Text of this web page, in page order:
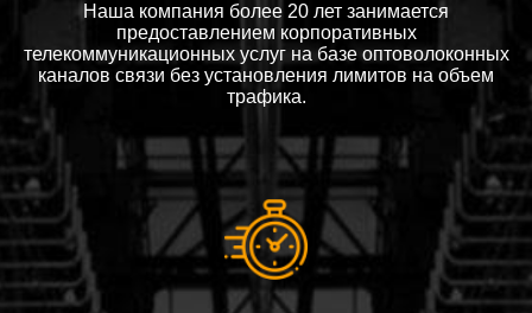
Наша компания более 20 лет занимается
предоставлением корпоративных
телекоммуникационных услуг на базе оптоволоконных
каналов связи без установления лимитов на объем
трафика.